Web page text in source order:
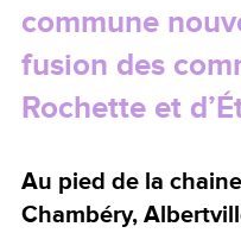
commune
fusion des
Rochette et
Au pied de la
Chambéry,